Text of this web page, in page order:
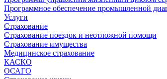
Программное обеспечение промышленной
Услуги
Страхование
Страхование поездок и неотложной помощи
Страхование имущества
Медицинское страхование
КАСКО
ОСАГО